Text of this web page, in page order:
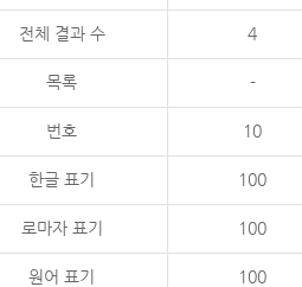
전체 결과 수 4
목록 -
번호 10
한글 표기 100
로마자 표기 100
원어 표기 100